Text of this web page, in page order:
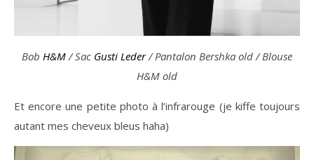
Bob H&M / Sac Gusti Leder/ Pantalon Bershka old / Blouse
H&M old
Et encore une petite photo à l’infrarouge (je kiffe toujours
autant mes cheveux bleus haha)